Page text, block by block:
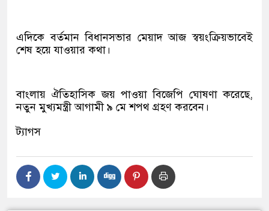
এদিকে বর্তমান বিধানসভার মেয়াদ আজ স্বয়ংক্রিয়ভাবেই
শেষ হয়ে যাওয়ার কথা।
বাংলায় ঐতিহাসিক জয় পাওয়া বিজেপি ঘোষণা করেছে,
নতুন মুখ্যমন্ত্রী আগামী ৯ মে শপথ গ্রহণ করবেন।
ট্যাগস